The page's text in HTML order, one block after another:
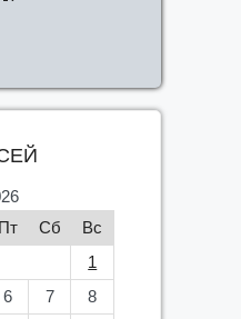
Пт Сб
Вс
1
6 7
8